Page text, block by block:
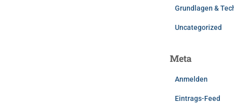
Grundlagen &
Uncategorized
Meta
Anmelden
Eintrags-Feed